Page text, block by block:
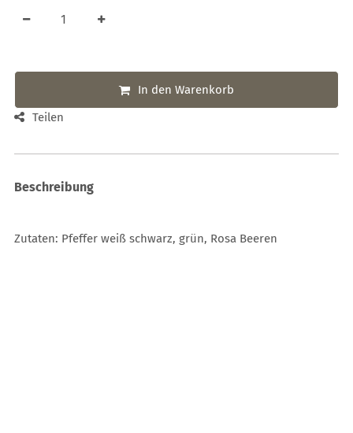
In den Warenkorb
Teilen
Beschreibung
Zutaten: Pfeffer weiß schwarz, grün, Rosa Beeren